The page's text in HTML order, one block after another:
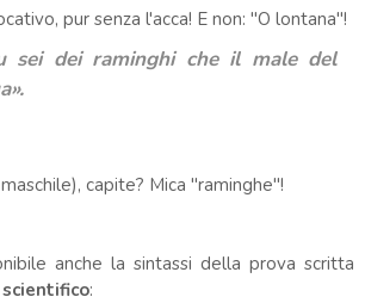
pur senza l'acca! E non: "O lontana"!
sei dei raminghi che il male del
capite? Mica "raminghe"!
anche la sintassi della prova scritta
: